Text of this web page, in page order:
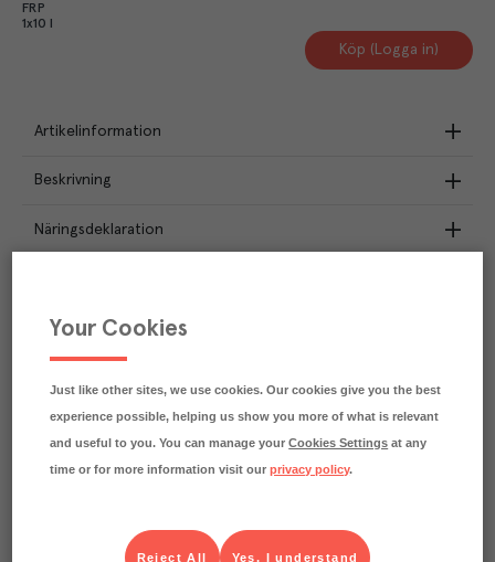
FRP
1x10 l
Köp (Logga in)
Artikelinformation
Beskrivning
Näringsdeklaration
Varje kilo av varan påverkar klimatet motsvarande
utsläppen av 5.1 kg koldioxid.
Your Cookies
Just like other sites, we use cookies. Our cookies give you the best
experience possible, helping us show you more of what is relevant
and useful to you. You can manage yourCookies Settings at any
time or for more information visit ourprivacy policy.
Yes, I understand
Reject All